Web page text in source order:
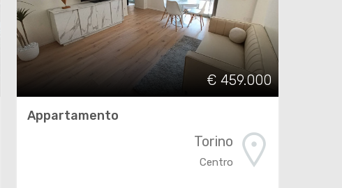
€ 459.000
Appartamento
Torino
Centro